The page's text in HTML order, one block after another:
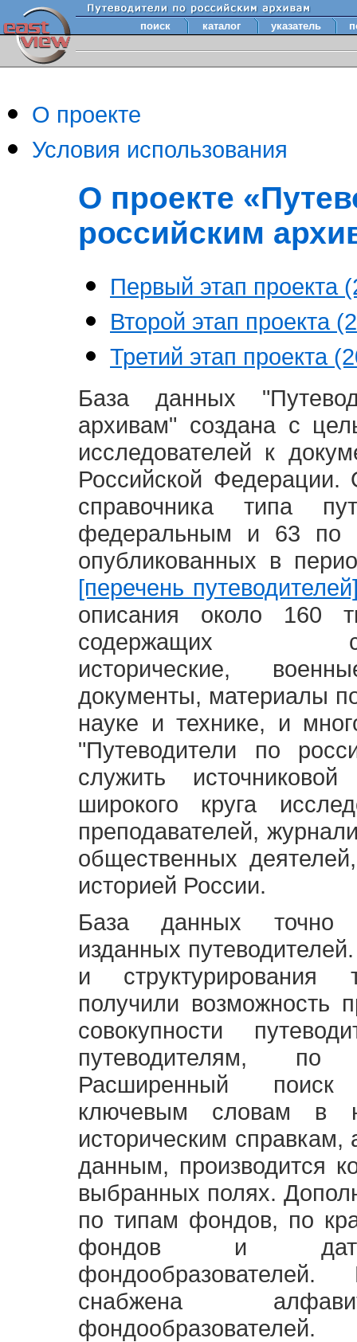
поиск каталог указатель
О проекте
Условия использования
О проекте
российским
Первый этап проекта
Второй этап проекта
Третий этап проекта
База данных
архивам" создана с
исследователей к
Российской
справочника типа
федеральным и 63 по
опубликованных в
[перечень
описания около 160
содержащих
исторические,
документы, материалы
науке и технике, и
"Путеводители по
служить
широкого круга
преподавателей,
общественных
историей России.
База данных точно
изданных
и структурирования
получили возможность
совокупности
путеводителям,
Расширенный
ключевым словам в
историческим
данным, производится
выбранных полях.
по типам фондов, по
фондов и
снабжена
фондообразователей.